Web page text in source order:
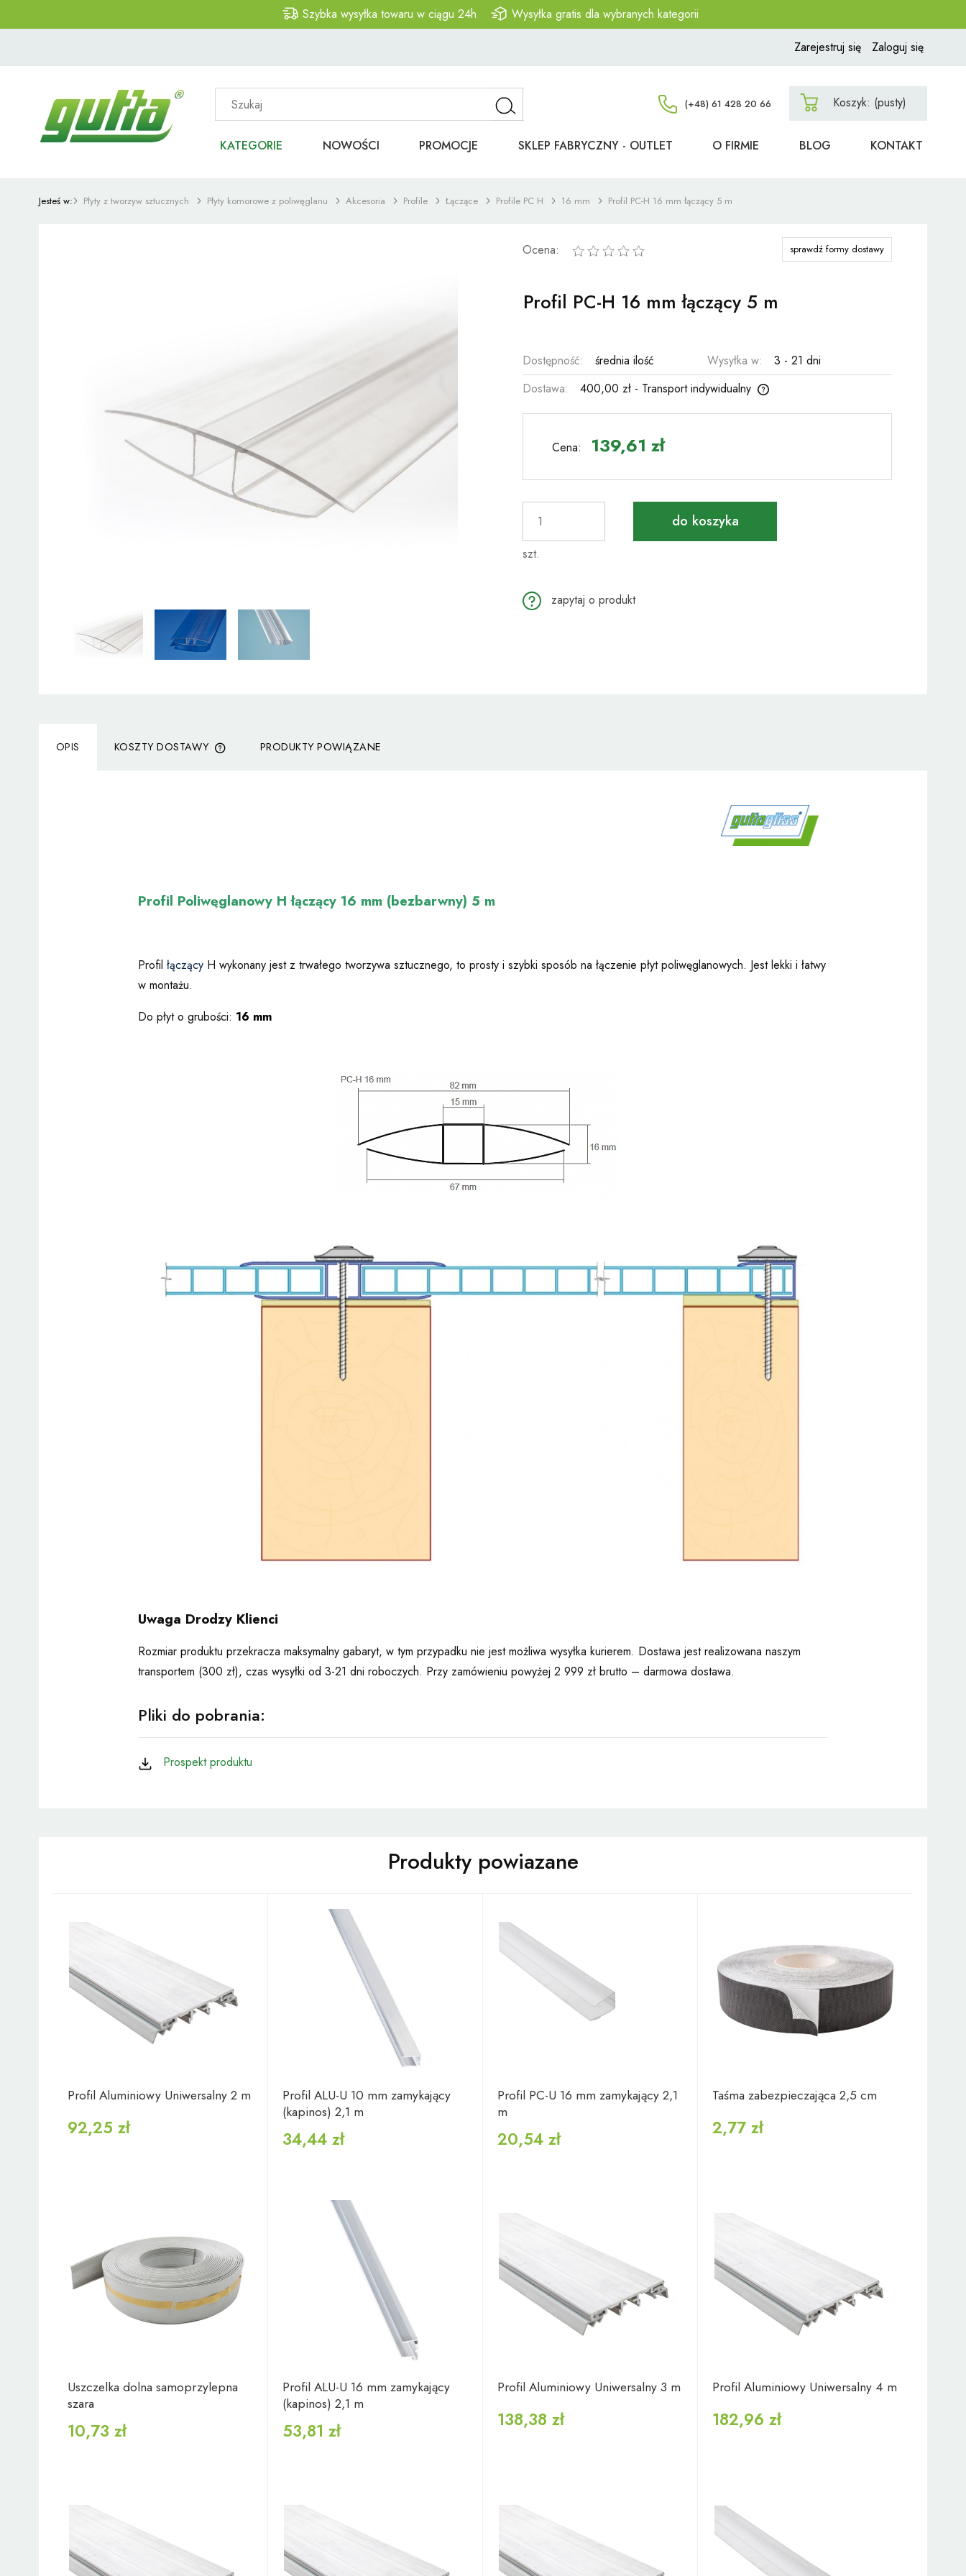
Szybka wysyłka towaru w ciągu 24h
Wysyłka gratis dla wybranych kategorii
Zarejestruj się
Zaloguj się
Koszyk: (pusty)
KATEGORIE NOWOŚCI PROMOCJE SKLEP FABRYCZNY - OUTLET O FIRMIE BLOG KONTAKT
Jesteś w: Płyty z tworzyw sztucznych Płyty komorowe z poliwęglanu Akcesoria Profile Łączące Profile PC H 16 mm Profil PC-H 16 mm łączący 5 m
Profil PC-H 16 mm łączący 5 m
Dostępność: średnia ilość Wysyłka w:
3 - 21 dni
Dostawa:
400,00 zł - Transport indywidualny
płatności
sprawdź formy dostawy
Cena: 139,61 zł
szt.
do koszyka
Ocena:
zapytaj o produkt
OPIS KOSZTY DOSTAWY PRODUKTY POWIĄZANE
Profil Poliwęglanowy H łączący 16 mm (bezbarwny) 5 m
Profil łączący H wykonany jest z trwałego tworzywa sztucznego, to prosty i szybki sposób na łączenie płyt poliwęglanowych. Jest lekki i łatwy
w montażu.
Do płyt o grubości: 16 mm
Uwaga Drodzy Klienci
Rozmiar produktu przekracza maksymalny gabaryt, w tym przypadku nie jest możliwa wysyłka kurierem. Dostawa jest realizowana naszym
transportem (300 zł), czas wysyłki od 3-21 dni roboczych. Przy zamówieniu powyżej 2 999 zł brutto – darmowa dostawa.
Pliki do pobrania:
Prospekt produktu
Profil Aluminiowy Uniwersalny 2 m
92,25 zł
Profil ALU-U 10 mm zamykający
(kapinos) 2,1 m
34,44 zł
Profil PC-U 16 mm zamykający 2,1
m
20,54 zł
Taśma zabezpieczająca 2,5 cm
2,77 zł
Uszczelka dolna samoprzylepna
szara
10,73 zł
Profil ALU-U 16 mm zamykający
(kapinos) 2,1 m
53,81 zł
Profil Aluminiowy Uniwersalny 3 m
138,38 zł
Profil Aluminiowy Uniwersalny 4 m
182,96 zł